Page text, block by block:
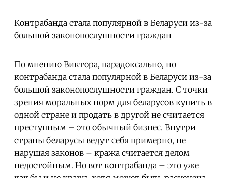
Контрабанда стала популярной в Беларуси из-за
большой законопослушности граждан
По мнению Виктора, парадоксально, но
контрабанда стала популярной в Беларуси из-за
большой законопослушности граждан. С точки
зрения моральных норм для беларусов купить в
одной стране и продать в другой не считается
преступным – это обычный бизнес. Внутри
страны беларусы ведут себя примерно, не
нарушая законов – кража считается делом
недостойным. Но вот контрабанда – это уже